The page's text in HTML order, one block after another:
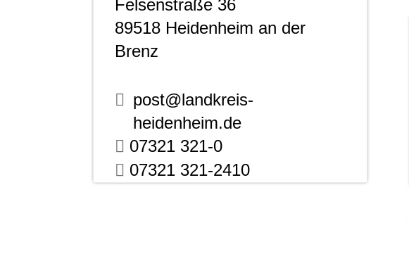
Felsenstraße 36
89518 Heidenheim an der
Brenz
post@landkreis-
heidenheim.de
07321 321-0
07321 321-2410